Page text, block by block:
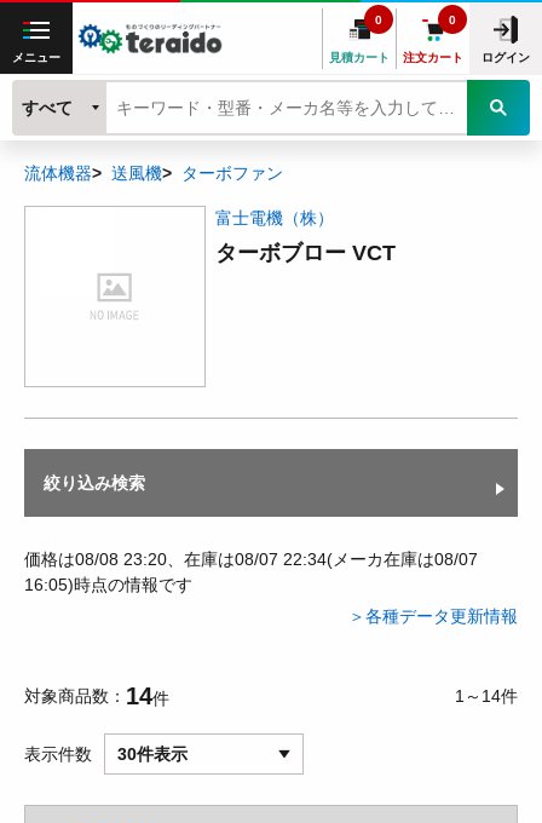
メニュー 見積カート
0
注文カート
0
ログイン
すべて
流体機器 送風機 ターボファン
富士電機（株）
ターボブロー VCT
絞り込み検索
価格は08/08 23:20、在庫は08/07 22:34(メーカ在庫は08/07
16:05)時点の情報です
＞各種データ更新情報
対象商品数 14件 1～14件
表示件数 30件表示